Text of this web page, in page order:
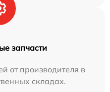
запчасти
от производителя в
складах.